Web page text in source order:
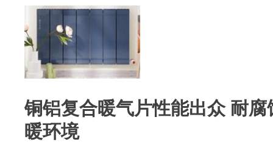
铜铝复合暖气片性能出众 耐
暖环境